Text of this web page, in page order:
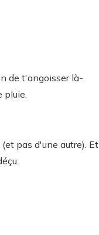
de t'angoisser là-
pas d'une autre). Et